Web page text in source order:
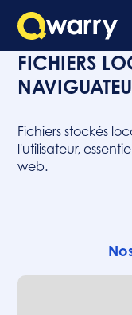
FICHIERS
Fichiers stockés
l'utilisateur,
web.